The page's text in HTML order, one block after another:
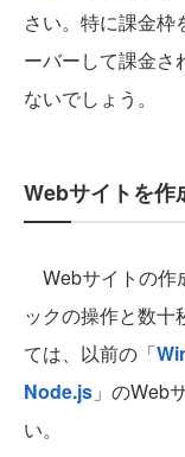
さい。特に課金枠
ーバーして課金さ
ないでしょう。
Webサイトを作
Webサイトの作
ックの操作と数十
ては、以前の「
Node.js 」のWeb
い。